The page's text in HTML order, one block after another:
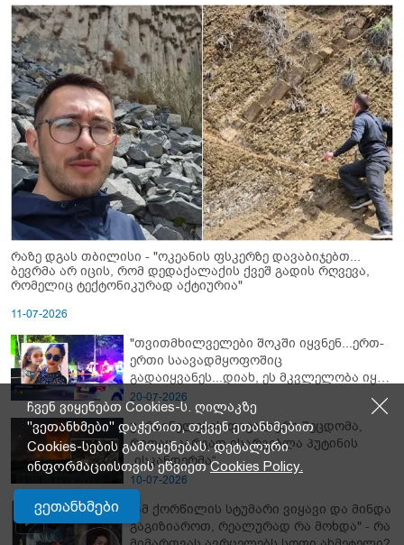
რაზე დგას თბილისი - "ოკეანის ფსკერზე დავაბიჯებთ...
ბევრმა არ იცის, რომ დედაქალაქის ქვეშ გადის რღვევა,
რომელიც ტექტონიკურად აქტიურია"
11-07-2026
"თვითმხილველები შოკში იყვნენ...ერთ-
ერთი საავადმყოფოშიც
გადაიყვანეს...დიახ, ეს მკვლელობა იყო"
- გორში დატრიალებული ტრაგედიის
ახალი დეტალები
20-07-2026
უკრაინელების ფატალური შეცდომა,
რითაც კარგად ისარგებლა პუტინის
„ისკანდერმა“
10-07-2026
"ამ ქორწილის სტუმარი ვიყავი და მინდა
გაგიზიაროთ, რეალურად რა მოხდა" - რა
ჩვენ ვიყენებთ Cookies-ს. ღილაკზე
"ვეთანხმები" დაჭერით, თქვენ ეთანხმებით
Cookies-სების გამოყენებას. დეტალური
ინფორმაციისთვის ეწვიეთCookies Policy.
ვეთანხმები